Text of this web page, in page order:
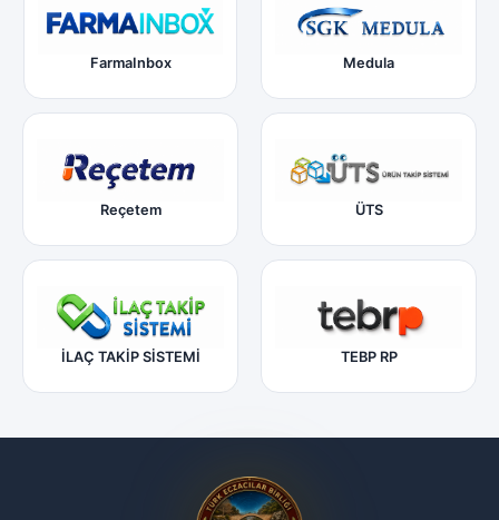
FarmaInbox Medula
Reçetem ÜTS
İLAÇ TAKİP SİSTEMİ TEBP RP